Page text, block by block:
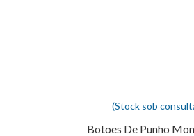
(Stock sob
Botoes De Punho